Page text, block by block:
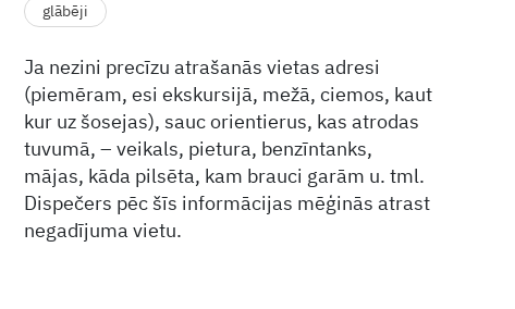
glābēji
Ja nezini precīzu atrašanās vietas adresi
(piemēram, esi ekskursijā, mežā, ciemos, kaut
kur uz šosejas), sauc orientierus, kas atrodas
tuvumā, – veikals, pietura, benzīntanks,
mājas, kāda pilsēta, kam brauci garām u. tml.
Dispečers pēc šīs informācijas mēģinās atrast
negadījuma vietu.